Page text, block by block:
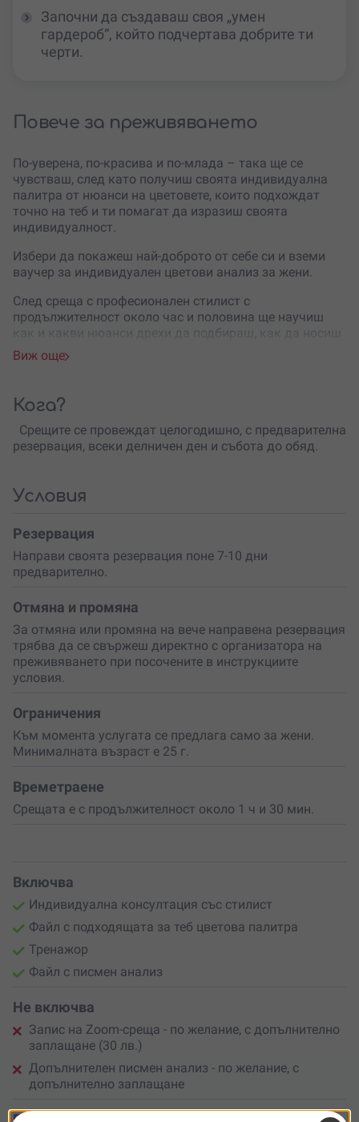
Започни да създаваш своя „умен
гардероб“, който подчертава добрите ти
черти.
Повече за преживяването
По-уверена, по-красива и по-млада – така ще се
чувстваш, след като получиш своята индивидуална
палитра от нюанси на цветовете, които подхождат
точно на теб и ти помагат да изразиш своята
индивидуалност.
Избери да покажеш най-доброто от себе си и вземи
ваучер за индивидуален цветови анализ за жени.
След среща с професионален стилист с
продължителност около час и половина ще научиш
как и какви нюанси дрехи да подбираш, как да носиш
тези, които вече имаш, за да изглеждаш максимално
добре. Ще знаеш как бързо и лесно да съчетаваш
и подчертава добрите ти черти. Спести време и пари,
като се научиш да пазаруваш разумно вместо да
трупаш в гардероба си дрехи, които така и никога не
обличаш.
как да съчетаваш лесно и хармонично цветовете от
своята лична палитра, идеи как да надградиш
избор на цветове за грим и боя за коса, както и на
подходящи аксесоари и бижута.
Срещите протичат на живо – ако си от Варна, или
онлайн по вайбър или месинджър, ако не си. Има
възможност и за Zoom среща и изпращане на запис от
нея срещу допълнително заплащане от 30 лв.
Виж още
Кога?
Срещите се провеждат целогодишно, с предварителна
резервация, всеки делничен ден и събота до обяд.
Условия
Резервация
Направи своята резервация поне 7-10 дни
предварително.
Отмяна и промяна
За отмяна или промяна на вече направена резервация
трябва да се свържеш директно с организатора на
преживяването при посочените в инструкциите
условия.
Ограничения
Към момента услугата се предлага само за жени.
Минималната възраст е 25 г.
Времетраене
Срещата е с продължителност около 1 ч и 30 мин.
Включва
Индивидуална консултация със стилист
Файл с подходящата за теб цветова палитра
Тренажор
Файл с писмен анализ
Не включва
Запис на Zoom-среща - по желание, с допълнително
заплащане (30 лв.)
Допълнителен писмен анализ - по желание, с
допълнително заплащане